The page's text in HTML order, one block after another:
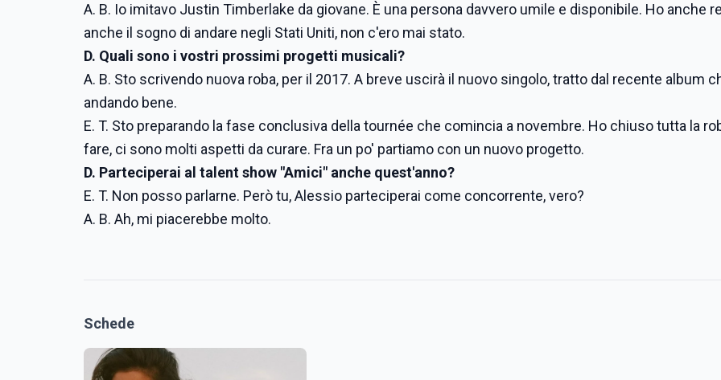
A. B. Io imitavo Justin Timberlake da giovane. È una persona davvero umile e disponibile. Ho anche
anche il sogno di andare negli Stati Uniti, non c'ero mai stato.
D. Quali sono i vostri prossimi progetti musicali?
A. B. Sto scrivendo nuova roba, per il 2017. A breve uscirà il nuovo singolo, tratto dal recente album
andando bene.
E. T. Sto preparando la fase conclusiva della tournée che comincia a novembre. Ho chiuso tutta la
fare, ci sono molti aspetti da curare. Fra un po' partiamo con un nuovo progetto.
D. Parteciperai al talent show "Amici" anche quest'anno?
E. T. Non posso parlarne. Però tu, Alessio parteciperai come concorrente, vero?
A. B. Ah, mi piacerebbe molto.
Schede